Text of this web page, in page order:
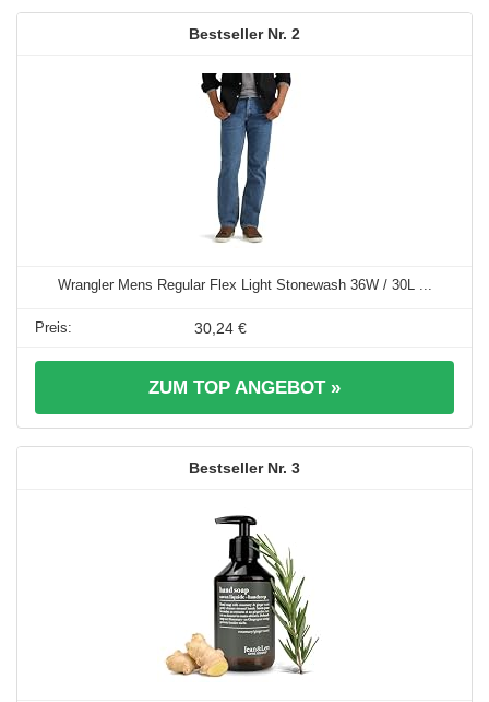
2
Wrangler Mens Regular Flex Light Stonewash 36W / 30L ...
30,24 €
ZUM TOP ANGEBOT »
3